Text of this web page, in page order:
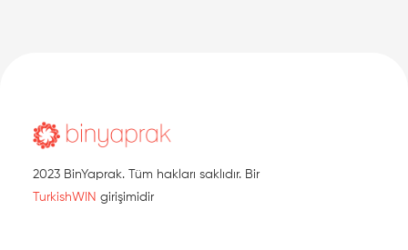
2023 BinYaprak. Tüm hakları saklıdır. Bir
TurkishWIN girişimidir